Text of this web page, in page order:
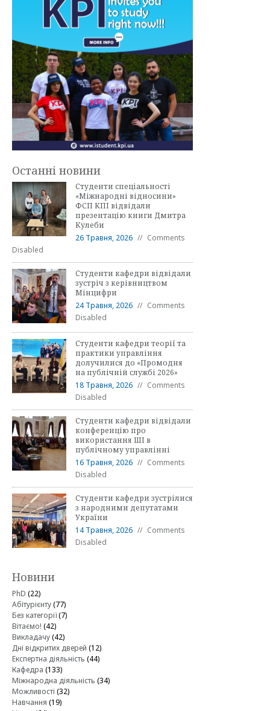
Останні новини
Студенти спеціальності
«Міжнародні відносини»
ФСП КПІ відвідали
презентацію книги Дмитра
Кулеби
26 Травня, 2026
Comments
Disabled
Студенти кафедри відвідали
зустріч з керівництвом
Мінцифри
24 Травня, 2026
Comments
Disabled
Студенти кафедри теорії та
практики управління
долучилися до «Промодня
на публічній службі 2026»
18 Травня, 2026
Comments
Disabled
Студенти кафедри відвідали
конференцію про
використання ШІ в
публічному управлінні
16 Травня, 2026
Comments
Disabled
Студенти кафедри зустрілися
з народними депутатами
України
14 Травня, 2026
Comments
Disabled
Новини
PhD (22)
Абітурієнту(77)
Без категорії(7)
Вітаємо! (42)
Викладачу(42)
Дні відкритих дверей (12)
Експертна діяльність (44)
Кафедра (133)
Міжнародна діяльність (34)
Можливості (32)
Навчання (19)